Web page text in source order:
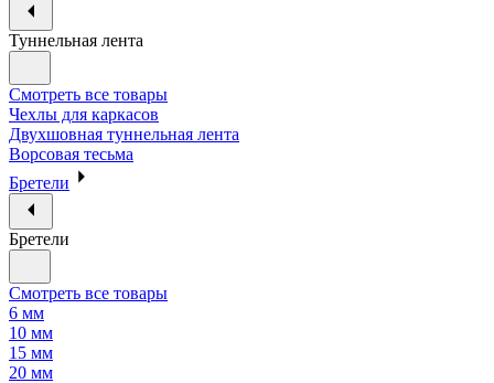
Туннельная лента
Смотреть все товары
Чехлы для каркасов
Двухшовная туннельная лента
Ворсовая тесьма
Бретели
Бретели
Смотреть все товары
6 мм
10 мм
15 мм
20 мм